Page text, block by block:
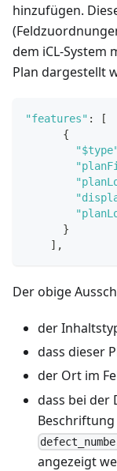
hinzufügen.
dem iCL-System
Plan dargestellt
"features" :
[
{
}
] ,
Der obige
der
dass dieser
der Ort im
dass bei der
Beschriftung
angezeigt